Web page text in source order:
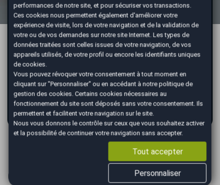
Obtenez une estimation gratuite et vendez votre
voiture facilement et en toute rapidité grâce à notre
service.
ESTIMATION GRATUITE
Comment se déroule le
performances de notre site, et pour sécuriser vos transactions.
Ces cookies nous permettent également d'améliorer votre
expérience de visite, lors de votre navigation et de la validation de
votre ou de vos demandes sur notre site Internet. Les types de
données traitées sont celles issues de votre navigation, de vos
appareils utilisés, de votre profil ou encore les identifiants uniques
de cookies.
Vous pouvez révoquer votre consentement à tout moment en
cliquant sur "Personnaliser" ou en accédant à notre politique de
gestion des cookies. Certains cookies nécessaires au
fonctionnement du site sont déposés sans votre consentement. Ils
permettent et facilitent votre navigation sur le site.
Nous vous donnons le contrôle sur ceux que vous souhaitez activer
et la possibilité de continuer votre navigation sans accepter.
Tout accepter
Personnaliser